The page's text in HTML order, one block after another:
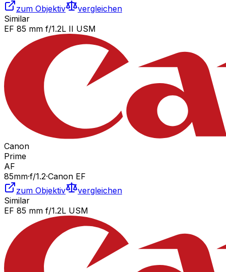
zum Objektiv
vergleichen
Similar
EF 85 mm f/1.2L II USM
Canon
Prime
AF
85mm·f/1.2·Canon EF
zum Objektiv
vergleichen
Similar
EF 85 mm f/1.2L USM